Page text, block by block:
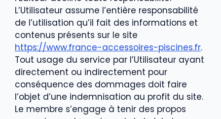
L’Utilisateur assume l’entière responsabilité
de l’utilisation qu’il fait des informations et
contenus présents sur le site
https://www.france-accessoires-piscines.fr.
Tout usage du service par l’Utilisateur ayant
directement ou indirectement pour
conséquence des dommages doit faire
l’objet d’une indemnisation au profit du site.
Le membre s’engage à tenir des propos